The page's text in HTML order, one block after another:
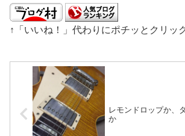
↑「いいね！」代わりにポチッとクリッ
レモンドロップか、
か